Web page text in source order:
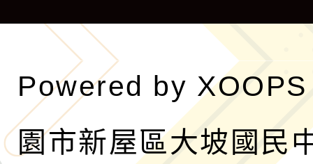
單
Powered by XOOPS
園市新屋區大坡國民